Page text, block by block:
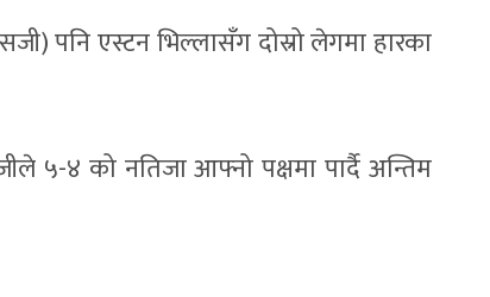
पनि एस्टन भिल्लासँग दोस्रो लेगमा हारका
५-४ को नतिजा आफ्नो पक्षमा पार्दै अन्तिम